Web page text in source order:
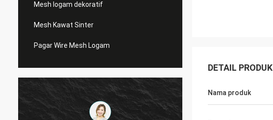
Mesh logam dekoratif
Mesh Kawat Sinter
Pagar Wire Mesh Logam
DETAIL PRODUK
Nama produk